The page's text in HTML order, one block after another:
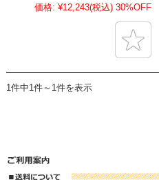
価格: ¥12,243(税込) 30%OFF
1件中1件～1件を表示